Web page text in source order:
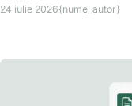
24 iulie 2026{nume_autor}